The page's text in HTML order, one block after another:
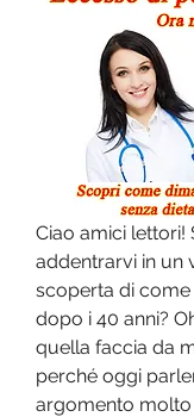
Ciao amici lettori!
addentrarvi in un
scoperta di
dopo i 40 anni?
quella faccia da
perché oggi
argomento